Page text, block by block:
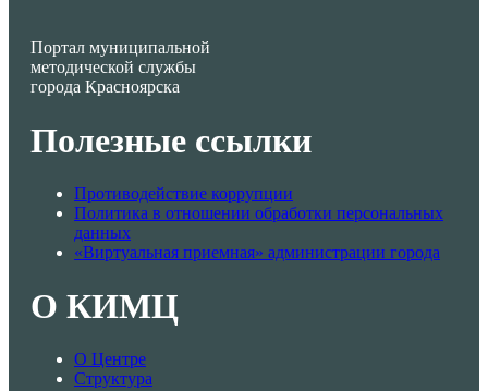
Портал муниципальной
методической службы
города Красноярска
Полезные ссылки
Противодействие коррупции
Политика в отношении обработки персональных
данных
«Виртуальная приемная» администрации города
О КИМЦ
О Центре
Структура